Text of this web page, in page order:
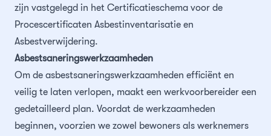
Asbestsanering
Chroom-6
Reguliere schoonmaak
Trappenhuisreiniging
24/7 storingsdienst
Merkbelofte
Contact
zijn vastgelegd in het Certificatieschema voor de
Procescertificaten Asbestinventarisatie en
Asbestverwijdering.
Asbestsaneringswerkzaamheden
Om de asbestsaneringswerkzaamheden efficiënt en
veilig te laten verlopen, maakt een werkvoorbereider een
gedetailleerd plan. Voordat de werkzaamheden
beginnen, voorzien we zowel bewoners als werknemers